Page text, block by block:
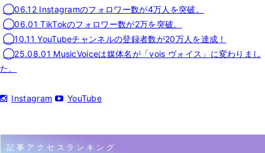
◯06.12 Instagramのフォロワー数が4万人を突破。
◯06.01 TikTokのフォロワー数が2万を突破。
◯10.11 YouTubeチャンネルの登録者数が20万人を達成！
◯25.08.01 MusicVoiceは媒体名が「vois ヴォイス」に変わりまし
た。
Instagram YouTube
記事アクセスランキング